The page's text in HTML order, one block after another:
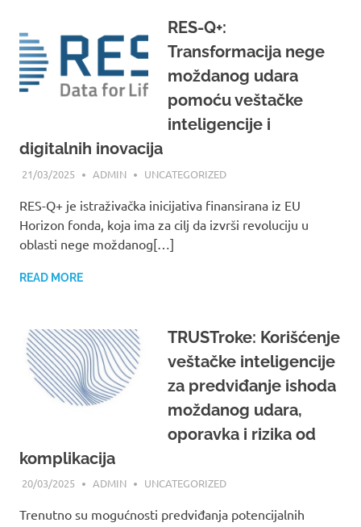
RES-Q+:
Transformacija nege
moždanog udara
pomoću veštačke
inteligencije i
digitalnih inovacija
21/03/2025 ADMIN UNCATEGORIZED
RES-Q+ je istraživačka inicijativa finansirana iz EU
Horizon fonda, koja ima za cilj da izvrši revoluciju u
oblasti nege moždanog[…]
READ MORE
TRUSTroke: Korišćenje
veštačke inteligencije
za predviđanje ishoda
moždanog udara,
oporavka i rizika od
komplikacija
20/03/2025 ADMIN UNCATEGORIZED
Trenutno su mogućnosti predviđanja potencijalnih